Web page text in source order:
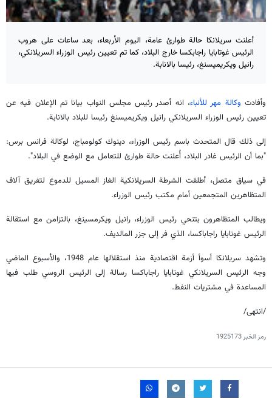
أعلنت سريلانكا حالة طوارئ عامة، اليوم الأربعاء، بعد ساعات على هروب
الرئيس غوتابايا راجابكسا خارج البلاد، كما تم تعيين رئيس الوزراء السريلانكي،
رانيل ويكريميسنغ، رئيسا بالانابة.
وأفادت وكالة مهر للأنباء، انه أصدر رئيس مجلس النواب بيانا تم الإعلان فيه عن
تعيين رئيس الوزراء السريلانكي رانيل ويكريميسنغ رئيسا للبلاد بالانابة.
إلى ذلك قال المتحدث باسم رئيس الوزراء، دينوك كولومباج، لوكالة فرانس برس:
"بما أن الرئيس غادر البلاد، أُعلنت حالة طوارئ للتعامل مع الوضع في البلاد".
في سياق متصل، أطلقت الشرطة السريلانكية الغاز المسيل للدموع لتفريق آلاف
المتظاهرين المتجمعين أمام مكتب رئيس الوزراء.
ويطالب المتظاهرون بتنحي رئيس الوزراء، رانيل ويكرمسينغ، بالتزامن مع استقالة
الرئيس غوتابايا راجاباكسا، الذي فر إلى جزر المالديف.
وتشهد سريلانكا أسوأ أزمة اقتصادية منذ استقلالها عام 1948، والأسبوع الماضي
وجه الرئيس السريلانكي غوتابايا راجاباكسا رسالة إلى الرئيس الروسي طلب فيها
المساعدة في مشتريات النفط.
/انتهى/
رمز الخبر1925173